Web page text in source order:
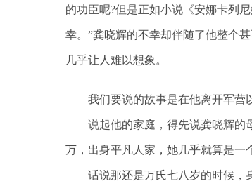
的功臣呢?但是正如小说《安娜卡列
幸。”龚晓辉的不幸却伴随了他整个
几乎让人难以想象。
我们要说的故事是在他离开军营
说起他的家庭，得先说龚晓辉的
万，出身平凡人家，她几乎就算是一
话说那还是万氏七八岁的时候，